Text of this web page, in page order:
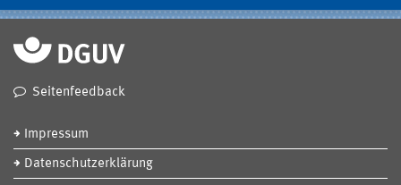
Seitenfeedback
Impressum
Datenschutzerklärung